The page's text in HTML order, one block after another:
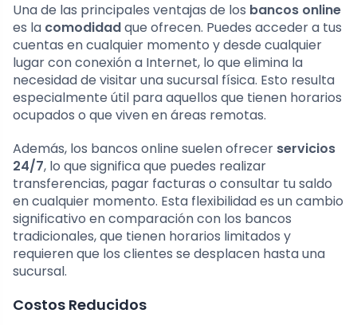
Una de las principales ventajas de los bancos online
es la comodidadque ofrecen. Puedes acceder a tus
cuentas en cualquier momento y desde cualquier
lugar con conexión a Internet, lo que elimina la
necesidad de visitar una sucursal física. Esto resulta
especialmente útil para aquellos que tienen horarios
ocupados o que viven en áreas remotas.
Además, los bancos online suelen ofrecer servicios
24/7, lo que significa que puedes realizar
transferencias, pagar facturas o consultar tu saldo
en cualquier momento. Esta flexibilidad es un cambio
significativo en comparación con los bancos
tradicionales, que tienen horarios limitados y
requieren que los clientes se desplacen hasta una
sucursal.
Costos Reducidos